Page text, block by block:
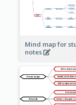
Mind map for
notes